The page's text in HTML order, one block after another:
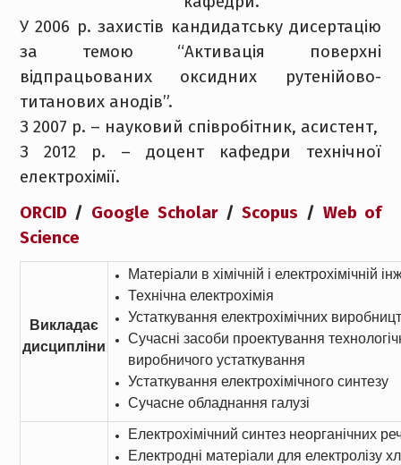
У 2006 р. захистів кандидатську дисертацію
за темою “Активація поверхні
відпрацьованих оксидних рутенійово-
титанових анодів”.
З 2007 р. – науковий співробітник, асистент,
З 2012 р. – доцент кафедри технічної
електрохімії.
ORCID / Google Scholar/Scopus / Web of
Science
Викладає
дисципліни
Матеріали в хімічній і електрохімічній
Технічна електрохімія
Устаткування електрохімічних
Сучасні засоби проектування
виробничого устаткування
Устаткування електрохімічного синтезу
Сучасне обладнання галузі
Електрохімічний синтез неорганічних
Електродні матеріали для електролізу